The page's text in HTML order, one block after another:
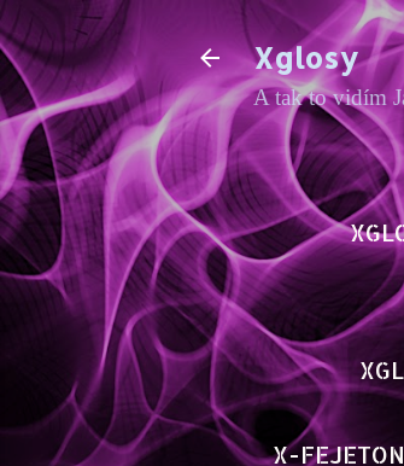
Xglosy
A tak to vidím
X-